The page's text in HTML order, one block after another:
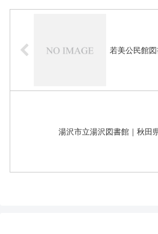
若美公民館
湯沢市立湯沢図書館｜秋田